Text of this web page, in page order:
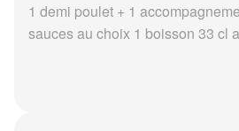
1 demi poulet + 1
sauces au choix 1 boisson 33 cl